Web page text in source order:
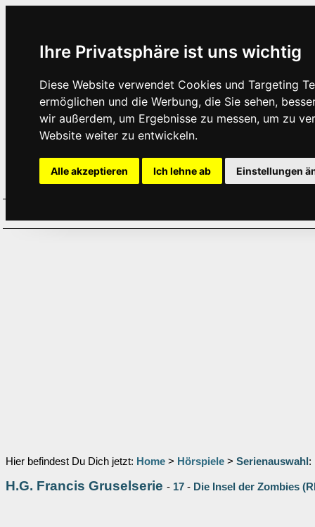
Ihre Privatsphäre ist uns wichtig
Diese Website verwendet Cookies und Targeting
ermöglichen und die Werbung, die Sie sehen,
wir außerdem, um Ergebnisse zu messen, um zu
Website weiter zu entwickeln.
Alle akzeptieren Ich lehne ab Einstellungen
Hier befindest Du Dich jetzt: Home > Hörspiele > Serienauswahl :
H.G. Francis Gruselserie - 17 - Die Insel der Zombies